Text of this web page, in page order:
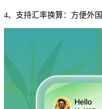
4、支持汇率换算：方便外